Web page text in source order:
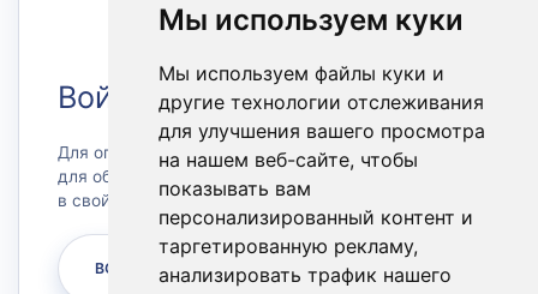
Мы используем куки
Мы используем файлы куки и
другие технологии отслеживания
для улучшения вашего просмотра
на нашем веб-сайте, чтобы
показывать вам
персонализированный контент и
таргетированную рекламу,
анализировать трафик нашего
Войти в Личный кабинет
Для оплаты счетов или заказа сервера, а также
для обращения в техническую поддержку зайдите
в свой личный кабинет.
ВОЙТИ